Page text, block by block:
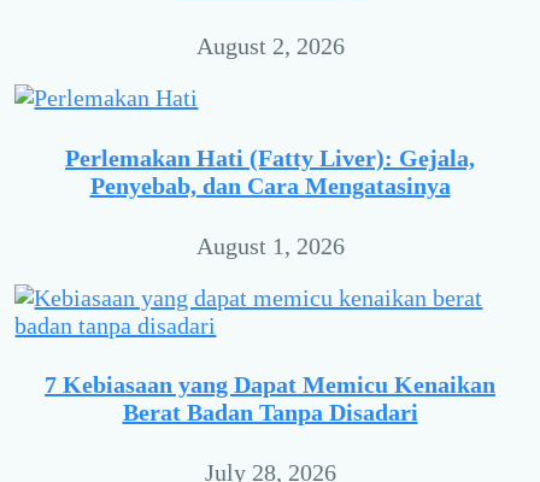
August 2, 2026
Perlemakan Hati (Fatty Liver): Gejala,
Penyebab, dan Cara Mengatasinya
August 1, 2026
7 Kebiasaan yang Dapat Memicu Kenaikan
Berat Badan Tanpa Disadari
July 28, 2026